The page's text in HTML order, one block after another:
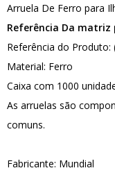
Arruela De Ferro para
Referência Da matriz
Referência do Produto:
Material: Ferro
Caixa com 1000
As arruelas são
comuns.
Fabricante: Mundial